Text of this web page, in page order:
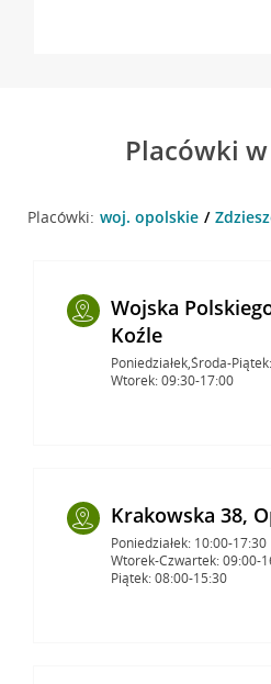
Placówki
Placówki: woj. opolskie
Wojska
Koźle
Poniedziałek,Środa-
Wtorek: 09:30-17:00
Krakowska 38,
Poniedziałek: 10:00-17:30
Wtorek-Czwartek: 09:00-
Piątek: 08:00-15:30